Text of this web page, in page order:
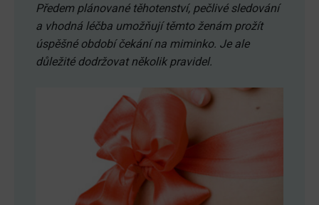
Předem plánované těhotenství, pečlivé sledování
a vhodná léčba umožňují těmto ženám prožít
úspěšné období čekání na miminko. Je ale
důležité dodržovat několik pravidel.